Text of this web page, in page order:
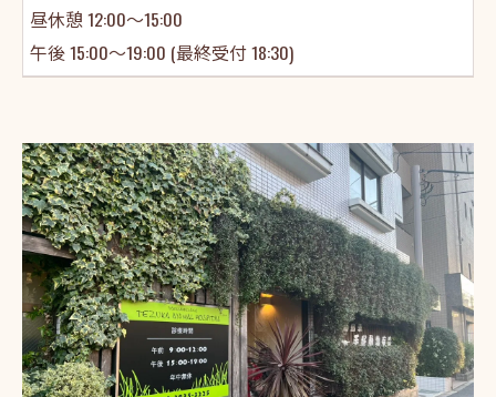
昼休憩 12:00～15:00
午後 15:00～19:00 (最終受付 18:30)